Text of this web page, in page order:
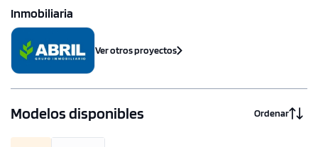
Inmobiliaria
Ver otros proyectos
Modelos disponibles Ordenar